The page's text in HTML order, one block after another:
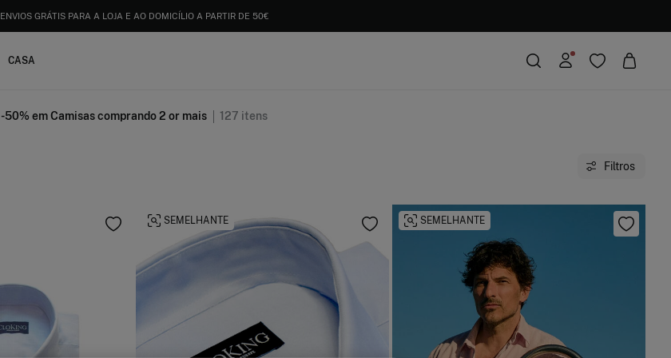
ENVIOS GRÁTIS PARA A LOJA E AO DOMICÍLIO A PARTIR DE 50€
CASA
-50% em Camisas comprando 2 or mais 127 itens
Filtros
SEMELHANTE SEMELHANTE